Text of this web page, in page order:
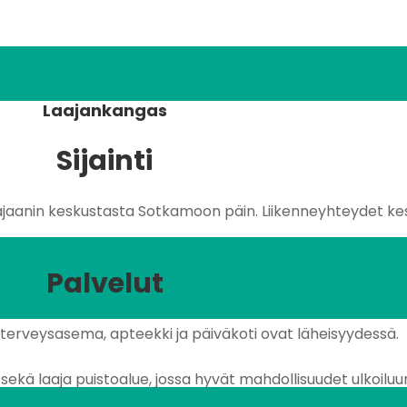
Laajankangas
Sijainti
keskustasta Sotkamoon päin. Liikenneyhteydet
Palvelut
apteekki ja päiväkoti ovat läheisyydessä.
laaja puistoalue, jossa hyvät mahdollisuudet